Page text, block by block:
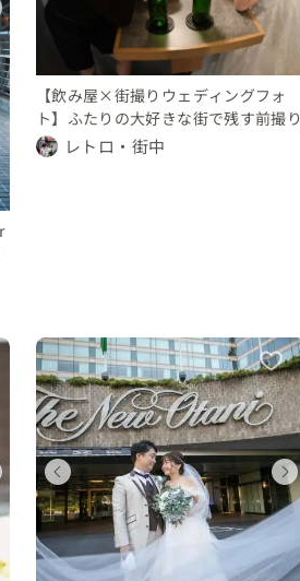
150 〜 200 万円
ウェディングフォト
東京都
12 〜 14 万円
〜 10 万円
【飲み屋×街撮りウェディングフォ
ト】ふたりの大好きな街で残す前撮り
レトロ・街中
ウェディング
東京都
200 〜 250 万円
ウェディング
東京都
10 〜 30 万円
ウェディング
東京都
250 〜 300 万円
ウェディング
東京都
350 〜 400 万円